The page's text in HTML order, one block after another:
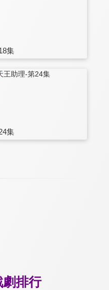
集
集
劇排行